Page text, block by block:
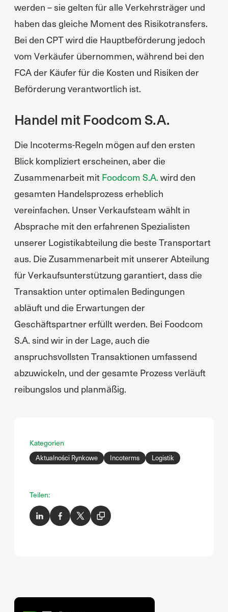
werden – sie gelten für alle Verkehrsträger und
haben das gleiche Moment des Risikotransfers.
Bei den CPT wird die Hauptbeförderung jedoch
vom Verkäufer übernommen, während bei den
FCA der Käufer für die Kosten und Risiken der
Beförderung verantwortlich ist.
Handel mit Foodcom S.A.
Die Incoterms-Regeln mögen auf den ersten
Blick kompliziert erscheinen, aber die
Zusammenarbeit mit Foodcom S.A. wird den
gesamten Handelsprozess erheblich
vereinfachen. Unser Verkaufsteam wählt in
Absprache mit den erfahrenen Spezialisten
unserer Logistikabteilung die beste Transportart
aus. Die Zusammenarbeit mit unserer Abteilung
für Verkaufsunterstützung garantiert, dass die
Transaktion unter optimalen Bedingungen
abläuft und die Erwartungen der
Geschäftspartner erfüllt werden. Bei Foodcom
S.A. sind wir in der Lage, auch die
anspruchsvollsten Transaktionen umfassend
abzuwickeln, und der gesamte Prozess verläuft
reibungslos und planmäßig.
Kategorien
Aktualności Rynkowe Incoterms Logistik
Teilen: